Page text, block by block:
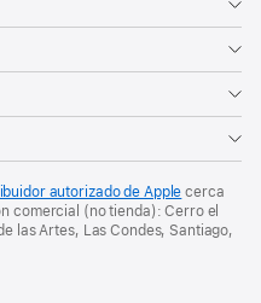
autorizado de Apple cerca
comercial (no tienda): Cerro el
las Artes, Las Condes, Santiago,